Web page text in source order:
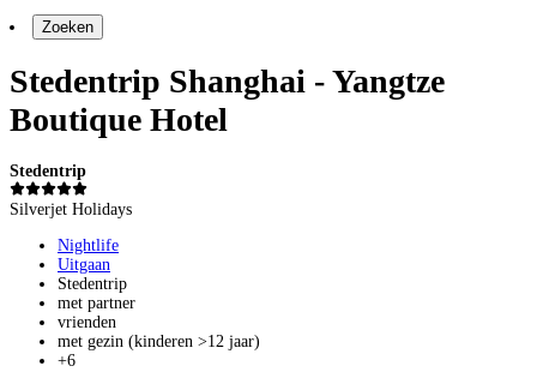
Zoeken
Stedentrip Shanghai - Yangtze
Boutique Hotel
Stedentrip
Silverjet Holidays
Nightlife
Uitgaan
Stedentrip
met partner
vrienden
met gezin (kinderen >12 jaar)
+6